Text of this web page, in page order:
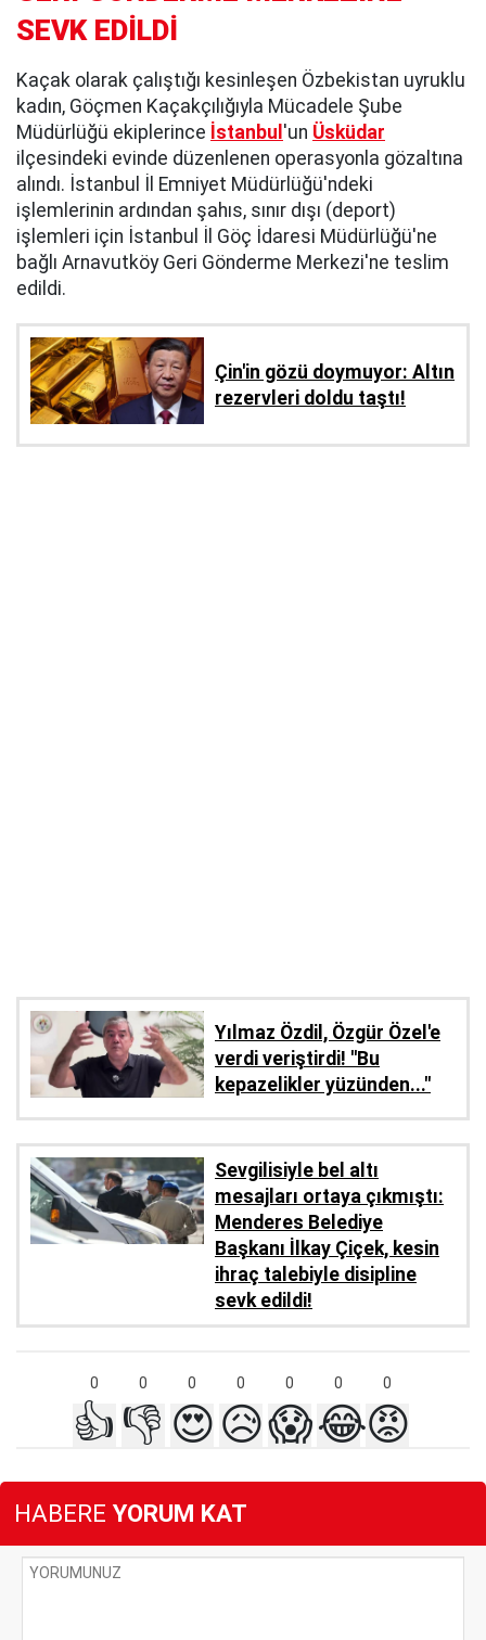
SEVK EDİLDİ
Kaçak olarak çalıştığı kesinleşen Özbekistan uyruklu
kadın, Göçmen Kaçakçılığıyla Mücadele Şube
Müdürlüğü ekiplerince İstanbul 'un Üsküdar
ilçesindeki evinde düzenlenen operasyonla gözaltına
alındı. İstanbul İl Emniyet Müdürlüğü'ndeki
işlemlerinin ardından şahıs, sınır dışı (deport)
işlemleri için İstanbul İl Göç İdaresi Müdürlüğü'ne
bağlı Arnavutköy Geri Gönderme Merkezi'ne teslim
edildi.
Çin'in gözü doymuyor: Altın
rezervleri doldu taştı!
Yılmaz Özdil, Özgür Özel'e
verdi veriştirdi! ''Bu
kepazelikler yüzünden..."
Sevgilisiyle bel altı
mesajları ortaya çıkmıştı:
Menderes Belediye
Başkanı İlkay Çiçek, kesin
ihraç talebiyle disipline
sevk edildi!
0 0 0 0 0 0 0
👍 👎 😍😥😱😂😡
HABERE YORUM KAT